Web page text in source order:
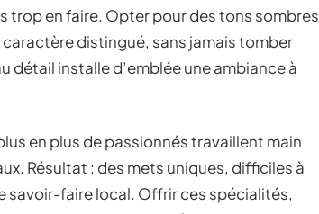
trop en faire. Opter pour des tons sombres
distingué, sans jamais tomber
installe d’emblée une ambiance à
en plus de passionnés travaillent main
Résultat : des mets uniques, difficiles à
savoir-faire local. Offrir ces spécialités,